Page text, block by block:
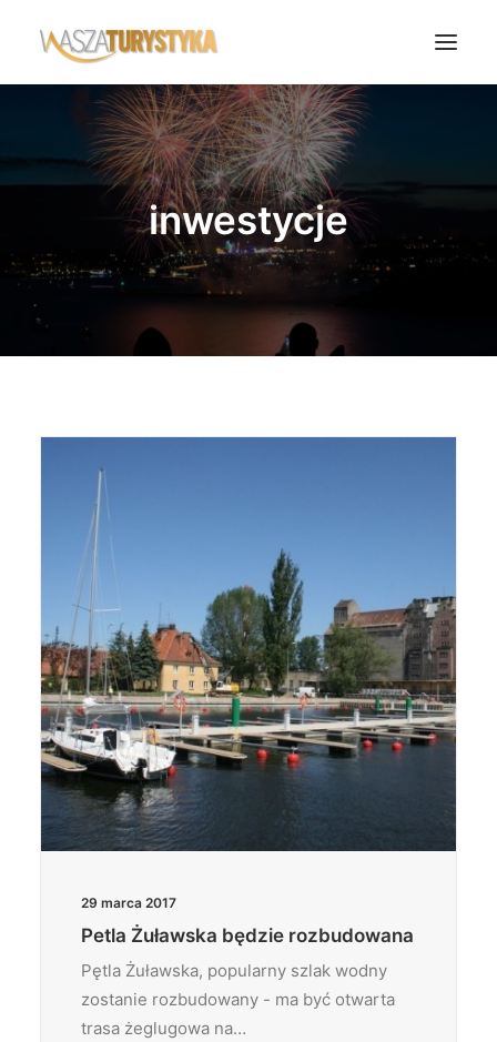
Księga wspomnień
Biura podróży
Noclegi
Polska
Świat
Wasze Podróże
Wyszukiwanie
inwestycje
29 marca 2017
Petla Żuławska będzie rozbudowana
Pętla Żuławska, popularny szlak wodny
zostanie rozbudowany - ma być otwarta
trasa żeglugowa na…